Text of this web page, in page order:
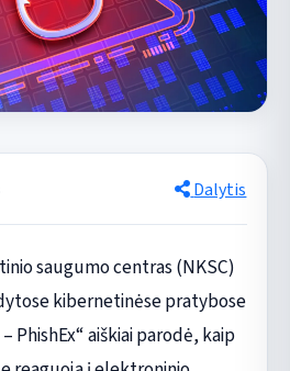
Dalytis
saugumo centras (NKSC)
kibernetinėse pratybose
PhishEx“ aiškiai parodė, kaip